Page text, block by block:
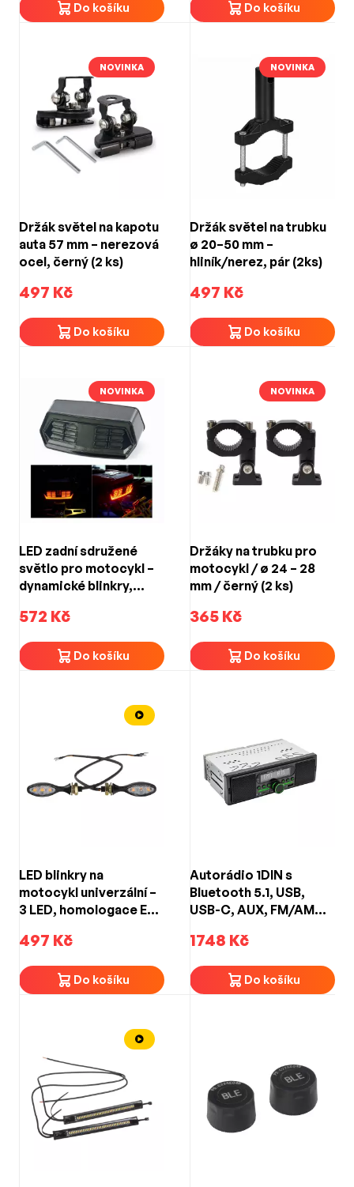
Do košíku Do košíku
NOVINKA
Držák světel na kapotu
auta 57 mm – nerezová
ocel, černý (2 ks)
497 Kč
Do košíku
NOVINKA
Držák světel na trubku
ø 20–50 mm –
hliník/nerez, pár (2ks)
497 Kč
Do košíku
NOVINKA
LED zadní sdružené
světlo pro motocykl –
dynamické blinkry,
světlo / ECE R50 /
572 Kč
Do košíku
NOVINKA
Držáky na trubku pro
motocykl / ø 24 – 28
mm / černý (2 ks)
365 Kč
Do košíku
LED blinkry na
motocykl univerzální –
3 LED, homologace ECE
M10, 1 pár
497 Kč
Do košíku
Autorádio 1DIN s
Bluetooth 5.1, USB,
USB-C, AUX, FM/AM
reproduktor 2× 10 W,
1748 Kč
Do košíku